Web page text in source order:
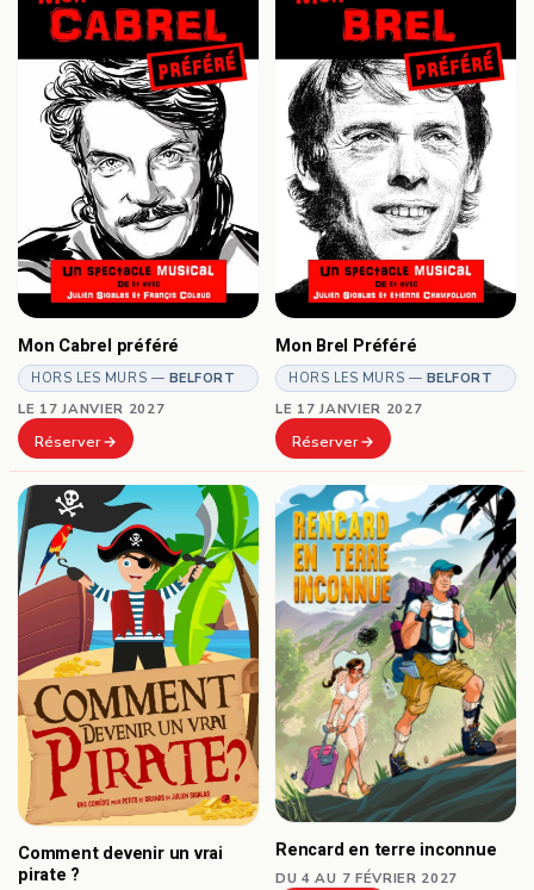
Mon Cabrel préféré
HORS LES MURS — BELFORT
LE 17 JANVIER 2027
Réserver
Mon Brel Préféré
HORS LES MURS — BELFORT
LE 17 JANVIER 2027
Réserver
Comment devenir un vrai
pirate ?
Rencard en terre inconnue
DU 4 AU 7 FÉVRIER 2027